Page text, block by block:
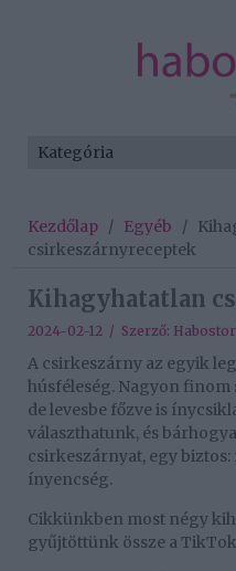
Kezdőlap / Egyéb /
csirkeszárnyreceptek
Kihagyhatatlan
2024-02-12 / Szerző:
A csirkeszárny az egyik
húsféleség. Nagyon finom
de levesbe főzve is
választhatunk, és
csirkeszárnyat, egy
ínyencség.
Cikkünkben most négy
gyűjtöttünk össze a